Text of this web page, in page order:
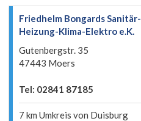
Friedhelm Bongards Sanitär-
Heizung-Klima-Elektro e.K.
Gutenbergstr. 35
47443 Moers
Tel: 02841 87185
7 km Umkreis von Duisburg